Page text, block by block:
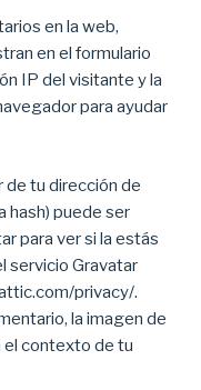
en la web,
en el formulario
IP del visitante y la
para ayudar
de tu dirección de
hash) puede ser
para ver si la estás
servicio Gravatar
privacy/.
la imagen de
el contexto de tu